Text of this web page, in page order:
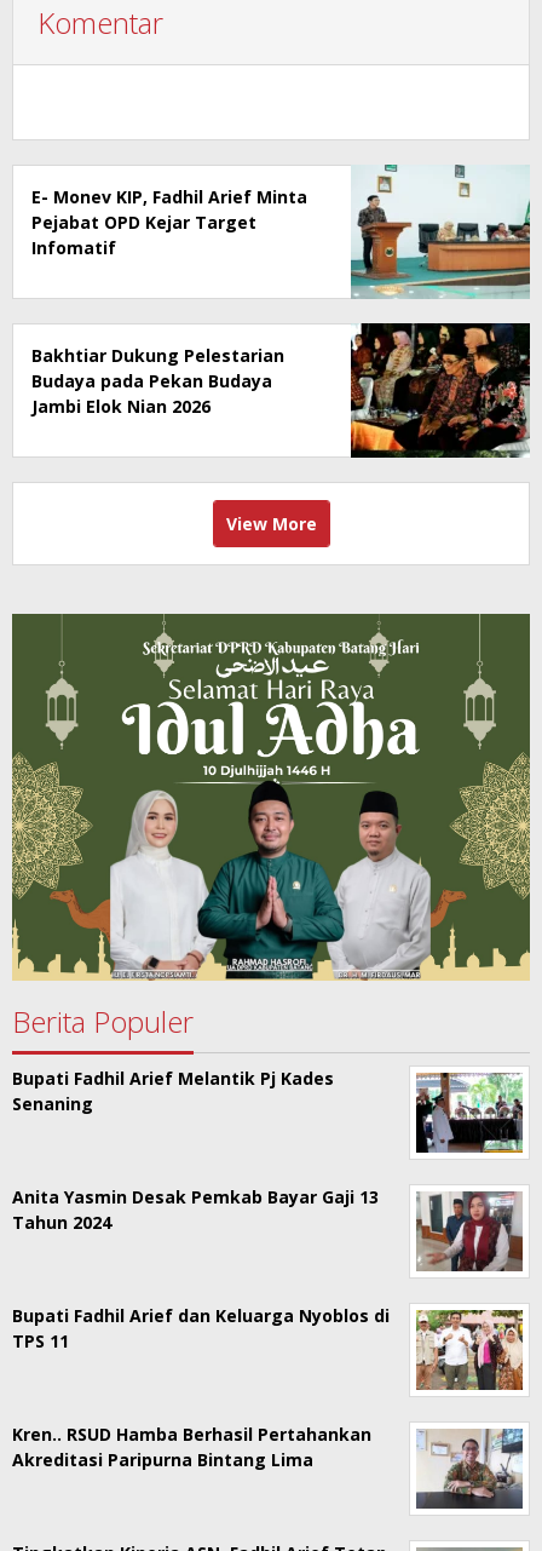
Komentar
E- Monev KIP, Fadhil Arief Minta
Pejabat OPD Kejar Target
Infomatif
Bakhtiar Dukung Pelestarian
Budaya pada Pekan Budaya
Jambi Elok Nian 2026
View More
Berita Populer
Bupati Fadhil Arief Melantik Pj Kades
Senaning
Anita Yasmin Desak Pemkab Bayar Gaji 13
Tahun 2024
Bupati Fadhil Arief dan Keluarga Nyoblos di
TPS 11
Kren.. RSUD Hamba Berhasil Pertahankan
Akreditasi Paripurna Bintang Lima